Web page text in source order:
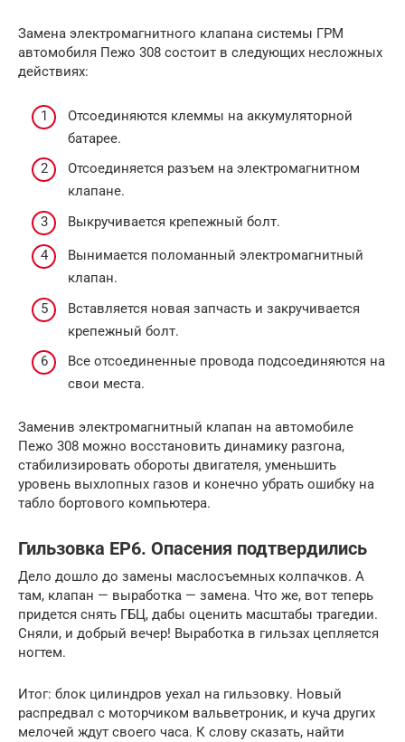
Замена электромагнитного клапана системы ГРМ
автомобиля Пежо 308 состоит в следующих несложных
действиях:
Отсоединяются клеммы на аккумуляторной
батарее.
Отсоединяется разъем на электромагнитном
клапане.
Выкручивается крепежный болт.
Вынимается поломанный электромагнитный
клапан.
Вставляется новая запчасть и закручивается
крепежный болт.
Все отсоединенные провода подсоединяются на
свои места.
Заменив электромагнитный клапан на автомобиле
Пежо 308 можно восстановить динамику разгона,
стабилизировать обороты двигателя, уменьшить
уровень выхлопных газов и конечно убрать ошибку на
табло бортового компьютера.
Гильзовка EP6. Опасения подтвердились
Дело дошло до замены маслосъемных колпачков. А
там, клапан — выработка — замена. Что же, вот теперь
придется снять ГБЦ, дабы оценить масштабы трагедии.
Сняли, и добрый вечер! Выработка в гильзах цепляется
ногтем.
Итог: блок цилиндров уехал на гильзовку. Новый
распредвал с моторчиком вальветроник, и куча других
мелочей ждут своего часа. К слову сказать, найти